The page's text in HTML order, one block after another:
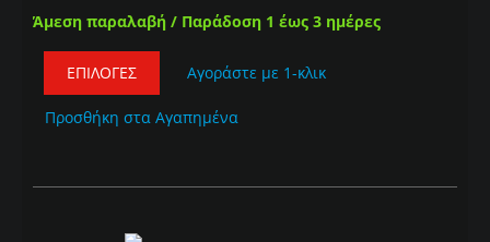
Άμεση παραλαβή / Παράδοση 1 έως 3 ημέρες
ΕΠΙΛΟΓΈΣ Αγοράστε με 1-κλικ
Προσθήκη στα Αγαπημένα